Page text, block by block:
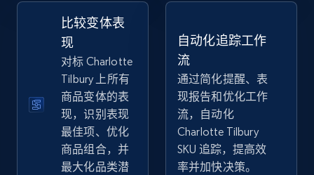
2.5K+ 359+
eBay - Collect products from shops on eBay
URL, Product id, Title, Seller name, Seller rating,
Seller reviews, Breadcrumbs, Root category, and
more.
比较变体表
现
对标 Charlotte
Tilbury 上所有
商品变体的表
现，识别表现
最佳项、优化
商品组合，并
最大化品类潜
自动化追踪工作
流
通过简化提醒、表
现报告和优化工作
流，自动化
Charlotte Tilbury
SKU 追踪，提高效
率并加快决策。